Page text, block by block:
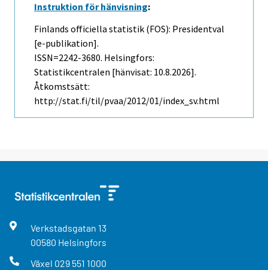
Instruktion för hänvisning:
Finlands officiella statistik (FOS): Presidentval
[e-publikation].
ISSN=2242-3680. Helsingfors:
Statistikcentralen [hänvisat: 10.8.2026].
Åtkomstsätt:
http://stat.fi/til/pvaa/2012/01/index_sv.html
Verkstadsgatan 13
00580 Helsingfors
Växel 029 551 1000